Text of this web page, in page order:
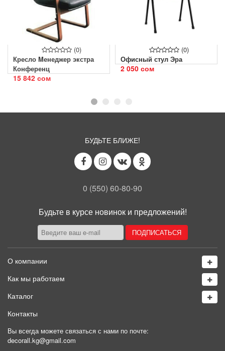
Кресло Mенеджер экстра
Конференц
15 842 сом
(0)
Офисный стул Эра
2 050 сом
БУДЬТЕ БЛИЖЕ!
0 (550) 60-80-90
Будьте в курсе новинок и предложений!
О компании
Как мы работаем
Каталог
Контакты
Вы всегда можете связаться с нами по почте:
decorall.kg@gmail.com